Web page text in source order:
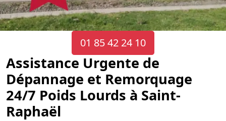
01 85 42 24 10
Assistance Urgente de
Dépannage et Remorquage
24/7 Poids Lourds à Saint-
Raphaël